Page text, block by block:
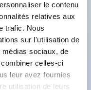
le contenu
relatives aux
trafic. Nous
sur l'utilisation de
sociaux, de
celles-ci
leur avez fournies
utilisation de leurs
de la durabilité
grâce à
unique
: LED
à haute visibilité,
du ruban